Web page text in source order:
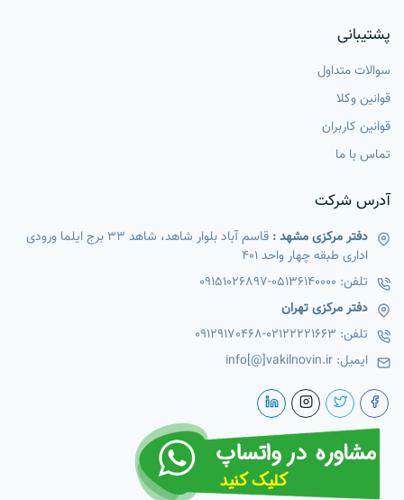
پشتیبانی
سوالات متداول
قوانین وکلا
قوانین کاربران
تماس با ما
آدرس شرکت
دفتر مرکزی مشهد :
قاسم آباد بلوار شاهد، شاهد 33 برج ایلما ورودی
اداری طبقه چهار واحد 401
تلفن: 05136140000
-
09151026897
دفتر مرکزی تهران
تلفن: 02122221663
-
09129170468
ایمیل: info[@]vakilnovin.ir